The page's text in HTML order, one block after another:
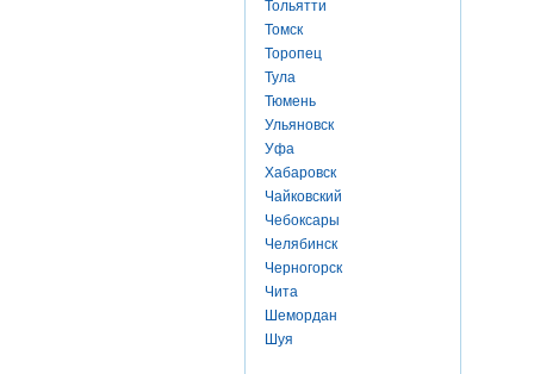
Тольятти
Томск
Торопец
Тула
Тюмень
Ульяновск
Уфа
Хабаровск
Чайковский
Чебоксары
Челябинск
Черногорск
Чита
Шемордан
Шуя